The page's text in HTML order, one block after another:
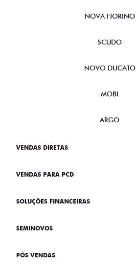
NOVA FIORINO
SCUDO
NOVO DUCATO
MOBI
ARGO
VENDAS DIRETAS
VENDAS PARA PCD
SOLUÇÕES FINANCEIRAS
SEMINOVOS
PÓS VENDAS